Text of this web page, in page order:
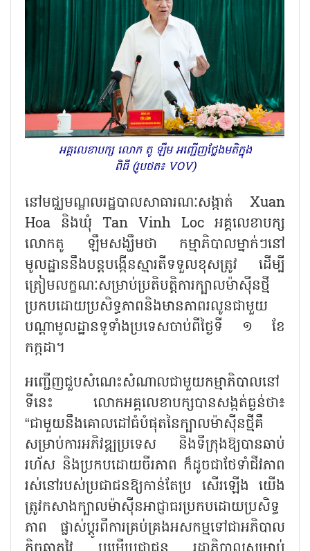
អគ្គលេខាបក្ស លោក តូ ឡឹម អញ្ជើញថ្លែងមតិក្នុង
ពិធី (រូបថត៖ VOV)
នៅមជ្ឈមណ្ឌលរដ្ឋបាលសាធារណៈសង្កាត់ Xuan
Hoa និងឃុំ Tan Vinh Loc អគ្គលេខាបក្ស
លោកតូ ឡឹមសង្ឃឹមថា កម្មាភិបាលម្នាក់ៗនៅ
មូលដ្ឋាននឹងបន្តបង្កើនស្មារតីទទួលខុសត្រូវ ដើម្បី
ត្រៀមលក្ខណៈសម្រាប់ប្រតិបត្តិការក្បាលម៉ាស៊ីនថ្មី
ប្រកបដោយប្រសិទ្ធភាពនិងមានភាពរលូនជាមួយ
បណ្តាមូលដ្ឋានទូទាំងប្រទេសចាប់ពីថ្ងៃទី ១ ខែ
កក្កដា។
អញ្ជើញជួបសំណេះសំណាលជាមួយកម្មាភិបាលនៅ
ទីនេះ លោកអគ្គលេខាបក្សបានសង្កត់ធ្ងន់ថា៖
“ជាមួយនឹងគោលដៅធំបំផុតនៃក្បាលម៉ាស៊ីនថ្មីគឺ
សម្រាប់ការអភិវឌ្ឍប្រទេស និងទីក្រុងឱ្យបានឆាប់
រហ័ស និងប្រកបដោយចីរភាព ក៏ដូចជាថែទាំជីវភាព
រស់នៅរបស់ប្រជាជនឱ្យកាន់តែប្រ សើរឡើង យើង
ត្រូវកសាងក្បាលម៉ាស៊ីនអាជ្ញាធរប្រកបដោយប្រសិទ្ធ
ភាព ផ្លាស់ប្តូរពីការគ្រប់គ្រងអសកម្មទៅជាអភិបាល